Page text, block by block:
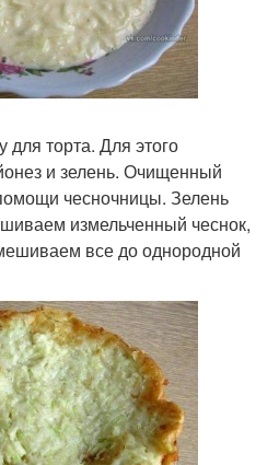
для торта. Для этого
и зелень. Очищенный
чесночницы. Зелень
измельченный чеснок,
все до однородной